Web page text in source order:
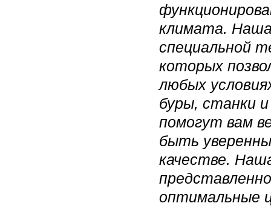
климата. Наша
специальной
которых
любых
буры, станки
помогут вам
быть
качестве.
оптимальные